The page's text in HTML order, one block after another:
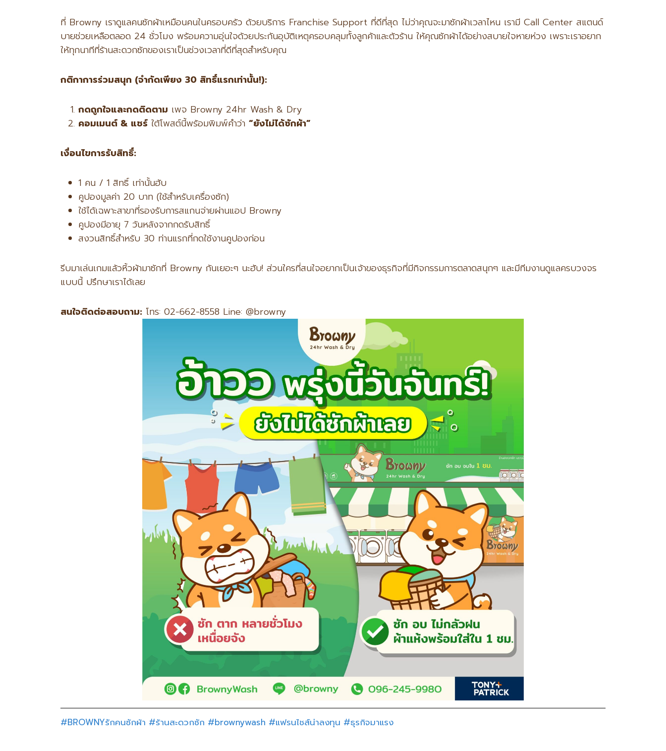
ที่ Browny เราดูแลคนซักผ้าเหมือนคนในครอบครัว ด้วยบริการ Franchise Support ที่ดีที่สุด ไม่ว่าคุณจะมาซักผ้าเวลาไหน เรามี Call Center สแตนด์
บายช่วยเหลือตลอด 24 ชั่วโมง พร้อมความอุ่นใจด้วยประกันอุบัติเหตุครอบคลุมทั้งลูกค้าและตัวร้าน ให้คุณซักผ้าได้อย่างสบายใจหายห่วง เพราะเราอยาก
ให้ทุกนาทีที่ร้านสะดวกซักของเราเป็นช่วงเวลาที่ดีที่สุดสำหรับคุณ
กติกาการร่วมสนุก (จำกัดเพียง 30 สิทธิ์แรกเท่านั้น!):
กดถูกใจและกดติดตาม เพจ Browny 24hr Wash & Dry
คอมเมนต์ & แชร์ ใต้โพสต์นี้พร้อมพิมพ์คำว่า “ยังไม่ได้ซักผ้า”
เงื่อนไขการรับสิทธิ์:
1 คน / 1 สิทธิ์ เท่านั้นฮับ
คูปองมูลค่า 20 บาท (ใช้สำหรับเครื่องซัก)
ใช้ได้เฉพาะสาขาที่รองรับการสแกนจ่ายผ่านแอป Browny
คูปองมีอายุ 7 วันหลังจากกดรับสิทธิ์
สงวนสิทธิ์สำหรับ 30 ท่านแรกที่กดใช้งานคูปองก่อน
รีบมาเล่นเกมแล้วหิ้วผ้ามาซักที่ Browny กันเยอะๆ นะฮับ! ส่วนใครที่สนใจอยากเป็นเจ้าของธุรกิจที่มีกิจกรรมการตลาดสนุกๆ และมีทีมงานดูแลครบวงจร
แบบนี้ ปรึกษาเราได้เลย
สนใจติดต่อสอบถาม: โทร: 02-662-8558 Line: @browny
#BROWNYรักคนซักผ้า #ร้านสะดวกซัก #brownywash #แฟรนไชส์น่าลงทุน #ธุรกิจมาแรง